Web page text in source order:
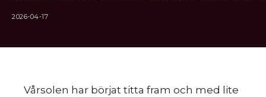
2026-04-17
Vårsolen har börjat titta fram och med lite